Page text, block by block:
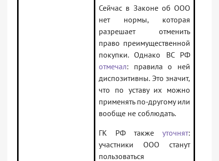
Сейчас в Законе об ООО
нет нормы, которая
разрешает отменить
право преимущественной
покупки. Однако ВС РФ
отмечал: правила о ней
диспозитивны. Это значит,
что по уставу их можно
применять по-другому или
вообще не соблюдать.
ГК РФ также уточнят:
участники ООО станут
пользоваться